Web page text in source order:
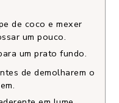
de coco e mexer
um pouco.
um prato fundo.
de demolharem o